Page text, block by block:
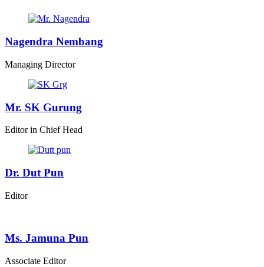
Nagendra Nembang
Managing Director
Mr. SK Gurung
Editor in Chief Head
Dr. Dut Pun
Editor
Ms. Jamuna Pun
Associate Editor